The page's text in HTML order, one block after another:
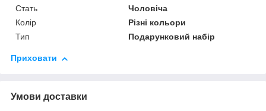
Стать
Чоловіча
Колір
Різні кольори
Тип
Подарунковий набір
Приховати
Умови доставки